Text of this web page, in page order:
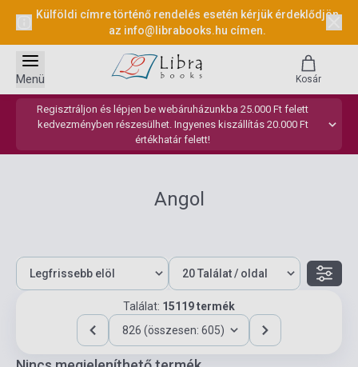
Külföldi címre történő rendelés esetén kérjük érdeklődjön
az info@librabooks.hu címen.
Regisztráljon és lépjen be webáruházunkba 25.000 Ft felett
kedvezményben részesülhet. Ingyenes kiszállítás 20.000 Ft
értékhatár felett!
Menü Kosár
Angol
Találat: 15119 termék
826 (összesen: 605)